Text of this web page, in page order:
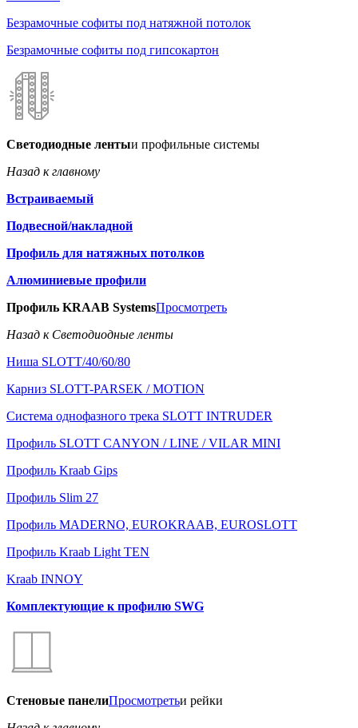
Безрамочные софиты под натяжной потолок
Безрамочные софиты под гипсокартон
Светодиодные лентыи профильные системы
Назад к главному
Встраиваемый
Подвесной/накладной
Профиль для натяжных потолков
Алюминиевые профили
Профиль KRAAB SystemsПросмотреть
Назад к Светодиодные ленты
Ниша SLOTT/40/60/80
Карниз SLOTT-PARSEK / MOTION
Система однофазного трека SLOTT INTRUDER
Профиль SLOTT CANYON / LINE / VILAR MINI
Профиль Kraab Gips
Профиль Slim 27
Профиль MADERNO, EUROKRAAB, EUROSLOTT
Профиль Kraab Light TEN
Kraab INNOY
Комплектующие к профилю SWG
Стеновые панелиПросмотретьи рейки